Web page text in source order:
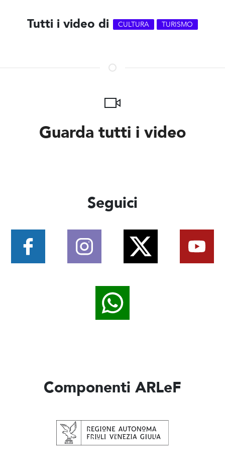
Tutti i video di CULTURA TURISMO
Guarda tutti i video
Seguici
Componenti ARLeF